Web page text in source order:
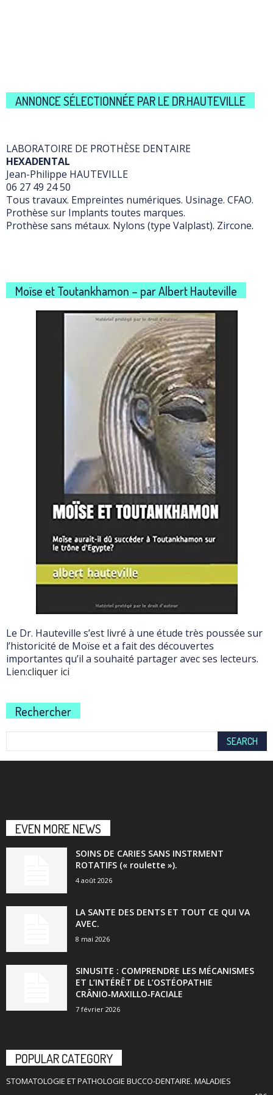
ANNONCE SÉLECTIONNÉE PAR LE DR.HAUTEVILLE
LABORATOIRE DE PROTHÈSE DENTAIRE
HEXADENTAL
Jean-Philippe HAUTEVILLE
06 27 49 24 50
Tous travaux. Empreintes numériques. Usinage. CFAO.
Prothèse sur Implants toutes marques.
Prothèse sans métaux. Nylons (type Valplast). Zircone.
Moïse et Toutankhamon – par Albert Hauteville
Le Dr. Hauteville s’est livré à une étude très poussée sur
l’historicité de Moïse et a fait des découvertes
importantes qu’il a souhaité partager avec ses lecteurs.
Lien:cliquer ici
Rechercher
EVEN MORE NEWS
SOINS DE CARIES SANS INSTRMENT
ROTATIFS (« roulette »).
4 août 2026
LA SANTE DES DENTS ET TOUT CE QUI VA
AVEC.
8 mai 2026
SINUSITE : COMPRENDRE LES MÉCANISMES
ET L’INTÉRÊT DE L’OSTÉOPATHIE
CRÂNIO‑MAXILLO‑FACIALE
7 février 2026
POPULAR CATEGORY
STOMATOLOGIE ET PATHOLOGIE BUCCO-DENTAIRE. MALADIES